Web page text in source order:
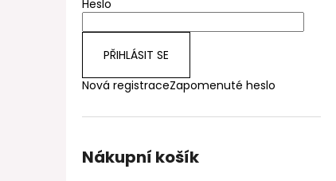
Heslo
PŘIHLÁSIT SE
Nová registraceZapomenuté heslo
Nákupní košík